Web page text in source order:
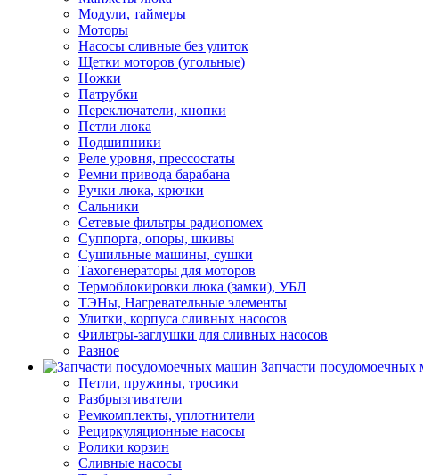
Модули, таймеры
Моторы
Насосы сливные без улиток
Щетки моторов (угольные)
Ножки
Патрубки
Переключатели, кнопки
Петли люка
Подшипники
Реле уровня, прессостаты
Ремни привода барабана
Ручки люка, крючки
Сальники
Сетевые фильтры радиопомех
Суппорта, опоры, шкивы
Сушильные машины, сушки
Тахогенераторы для моторов
Термоблокировки люка (замки), УБЛ
ТЭНы, Нагревательные элементы
Улитки, корпуса сливных насосов
Фильтры-заглушки для сливных насосов
Разное
Запчасти посудомоечных
Петли, пружины, тросики
Разбрызгиватели
Ремкомплекты, уплотнители
Рециркуляционные насосы
Ролики корзин
Сливные насосы